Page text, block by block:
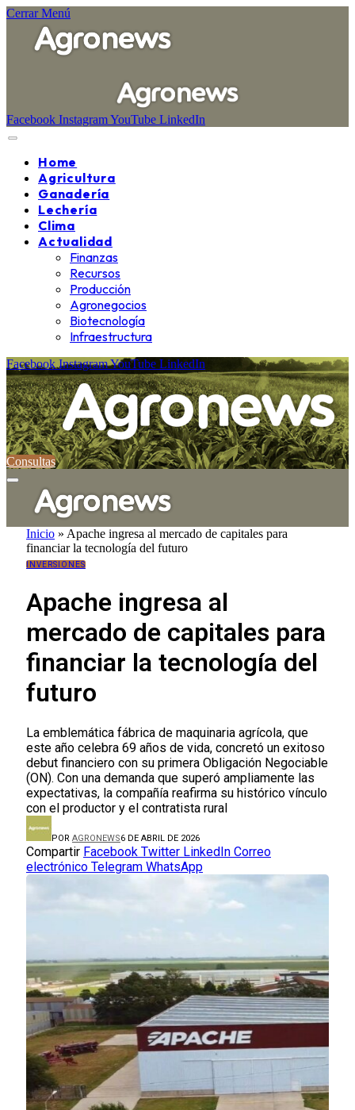
Cerrar Menú
Facebook InstagramYouTube LinkedIn
Home
Agricultura
Ganadería
Lechería
Clima
Actualidad
Finanzas
Recursos
Producción
Agronegocios
Biotecnología
Infraestructura
Facebook InstagramYouTube LinkedIn
Consultas
Inicio » Apache ingresa al mercado de capitales para
financiar la tecnología del futuro
INVERSIONES
Apache ingresa al
mercado de capitales para
financiar la tecnología del
futuro
La emblemática fábrica de maquinaria agrícola, que
este año celebra 69 años de vida, concretó un exitoso
debut financiero con su primera Obligación Negociable
(ON). Con una demanda que superó ampliamente las
expectativas, la compañía reafirma su histórico vínculo
con el productor y el contratista rural
POR AGRONEWS6 DE ABRIL DE 2026
Compartir Facebook Twitter LinkedIn Correo
electrónico Telegram WhatsApp